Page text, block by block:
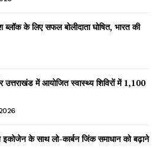
ब्लॉक के लिए सफल बोलीदाता घोषित, भारत की
उत्तराखंड में आयोजित स्वास्थ्य शिविरों में 1,100
के साथ लो-कार्बन जिंक समाधान को बढ़ाने